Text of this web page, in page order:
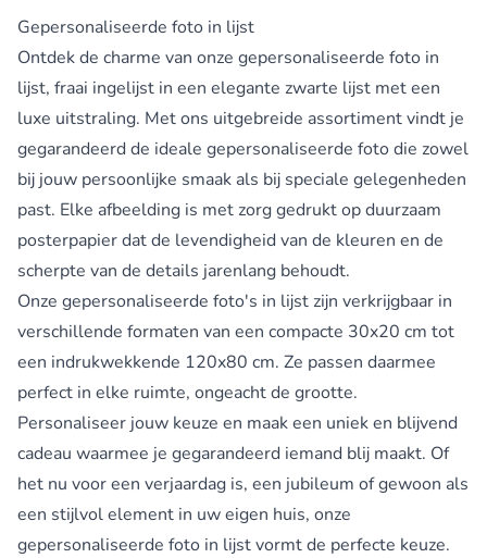
Gepersonaliseerde foto in lijst
Ontdek de charme van onze gepersonaliseerde foto in
lijst, fraai ingelijst in een elegante zwarte lijst met een
luxe uitstraling. Met ons uitgebreide assortiment vindt je
gegarandeerd de ideale gepersonaliseerde foto die zowel
bij jouw persoonlijke smaak als bij speciale gelegenheden
past. Elke afbeelding is met zorg gedrukt op duurzaam
posterpapier dat de levendigheid van de kleuren en de
scherpte van de details jarenlang behoudt.
Onze gepersonaliseerde foto's in lijst zijn verkrijgbaar in
verschillende formaten van een compacte 30x20 cm tot
een indrukwekkende 120x80 cm. Ze passen daarmee
perfect in elke ruimte, ongeacht de grootte.
Personaliseer jouw keuze en maak een uniek en blijvend
cadeau waarmee je gegarandeerd iemand blij maakt. Of
het nu voor een verjaardag is, een jubileum of gewoon als
een stijlvol element in uw eigen huis, onze
gepersonaliseerde foto in lijst vormt de perfecte keuze.